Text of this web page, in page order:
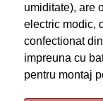
umiditate), are
electric modic,
confectionat
impreuna cu
pentru montaj